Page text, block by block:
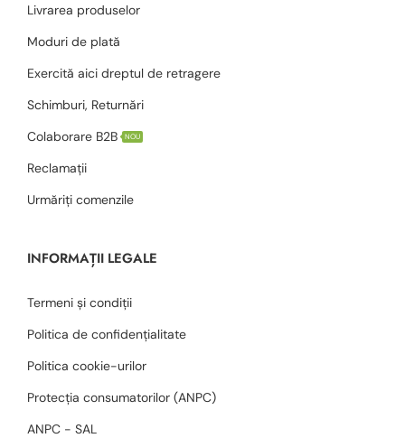
Livrarea produselor
Moduri de plată
Exercită aici dreptul de retragere
Schimburi, Returnări
Colaborare B2B
NOU
Reclamații
Urmăriți comenzile
INFORMAȚII LEGALE
Termeni și condiții
Politica de confidențialitate
Politica cookie-urilor
Protecția consumatorilor (ANPC)
ANPC - SAL